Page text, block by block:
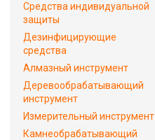
Средства индивидуальной
защиты
Дезинфицирующие
средства
Алмазный инструмент
Деревообрабатывающий
инструмент
Измерительный инструмент
Камнеобрабатывающий